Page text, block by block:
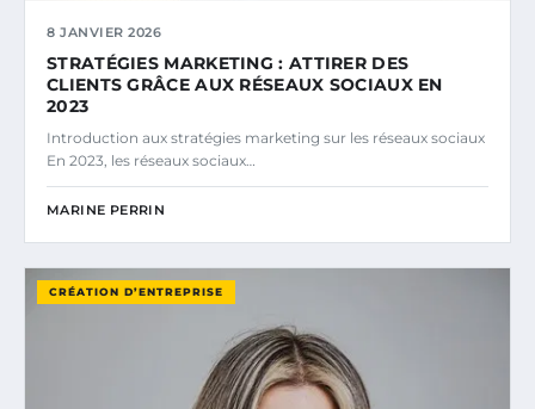
8 JANVIER 2026
STRATÉGIES MARKETING : ATTIRER DES
CLIENTS GRÂCE AUX RÉSEAUX SOCIAUX EN
2023
Introduction aux stratégies marketing sur les réseaux sociaux
En 2023, les réseaux sociaux…
MARINE PERRIN
CRÉATION D’ENTREPRISE